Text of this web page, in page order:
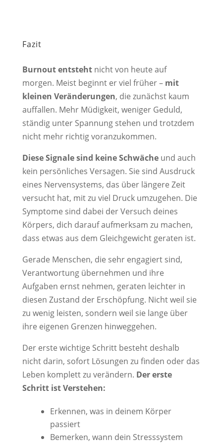
Fazit
Burnout entstehtnicht von heute auf
morgen. Meist beginnt er viel früher – mit
kleinen Veränderungen, die zunächst kaum
auffallen. Mehr Müdigkeit, weniger Geduld,
ständig unter Spannung stehen und trotzdem
nicht mehr richtig voranzukommen.
Diese Signale sind keine Schwächeund auch
kein persönliches Versagen. Sie sind Ausdruck
eines Nervensystems, das über längere Zeit
versucht hat, mit zu viel Druck umzugehen. Die
Symptome sind dabei der Versuch deines
Körpers, dich darauf aufmerksam zu machen,
dass etwas aus dem Gleichgewicht geraten ist.
Gerade Menschen, die sehr engagiert sind,
Verantwortung übernehmen und ihre
Aufgaben ernst nehmen, geraten leichter in
diesen Zustand der Erschöpfung. Nicht weil sie
zu wenig leisten, sondern weil sie lange über
ihre eigenen Grenzen hinweggehen.
Der erste wichtige Schritt besteht deshalb
nicht darin, sofort Lösungen zu finden oder das
Leben komplett zu verändern. Der erste
Schritt ist Verstehen:
Erkennen, was in deinem Körper
passiert
Bemerken, wann dein Stresssystem